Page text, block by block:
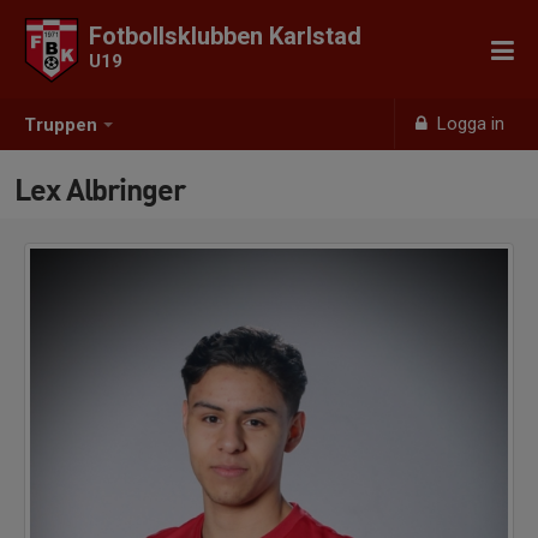
Truppen Logga in
Fotbollsklubben Karlstad
U19
Lex Albringer